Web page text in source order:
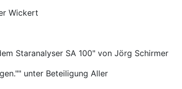
Wickert
Staranalyser SA 100" von Jörg Schirmer
unter Beteiligung Aller